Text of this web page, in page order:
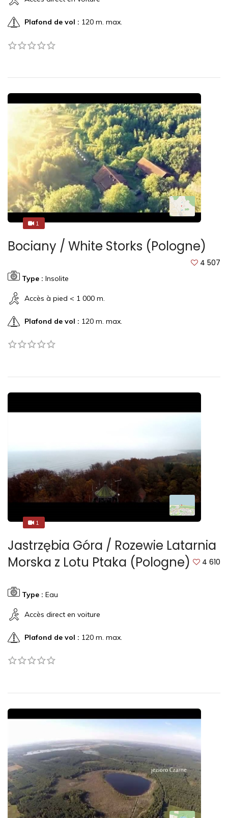
Plafond de vol : 120 m. max.
11
Bociany / White Storks (Pologne)
4 507
Type : Insolite
Accès à pied < 1 000 m.
Plafond de vol : 120 m. max.
11
Jastrzębia Góra / Rozewie Latarnia
Morska z Lotu Ptaka (Pologne)
4 610
Type : Eau
Accès direct en voiture
Plafond de vol : 120 m. max.